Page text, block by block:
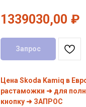
1339030,00 ₽
Запрос
Цена Skoda Kamiq в
растаможки ➜ для
кнопку ➜ ЗАПРОС